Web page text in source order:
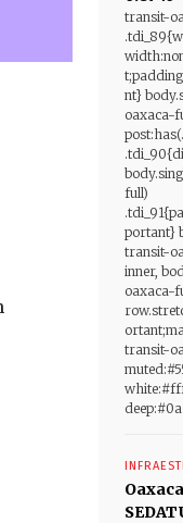
transit-
nt}
oaxaca-
full)
portant}
transit-
inner,
oaxaca-
transit-